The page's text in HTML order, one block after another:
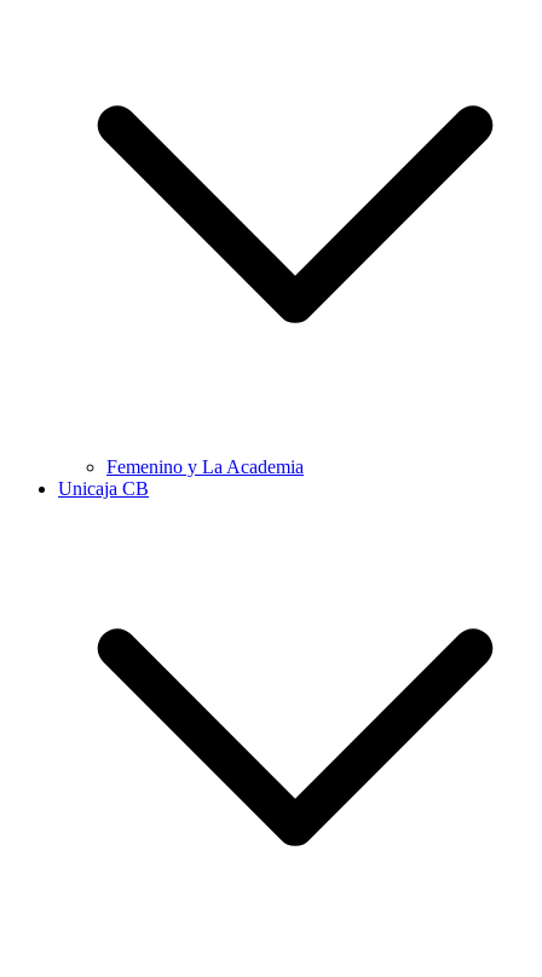
Femenino y La Academia
Unicaja CB